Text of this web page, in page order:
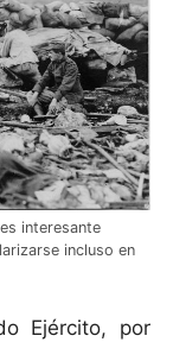
interesante
incluso en
Ejército, por